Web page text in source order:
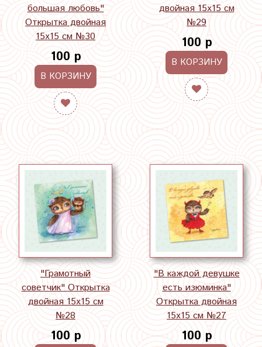
большая любовь"
Открытка двойная
15х15 см №30
100 р
В КОРЗИНУ
двойная 15х15 см
№29
100 р
В КОРЗИНУ
"Грамотный
советчик" Открытка
двойная 15х15 см
№28
100 р
"В каждой девушке
есть изюминка"
Открытка двойная
15х15 см №27
100 р